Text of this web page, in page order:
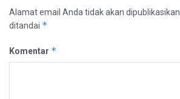
Alamat email Anda tidak akan dipublikasikan.
ditandai *
Komentar *